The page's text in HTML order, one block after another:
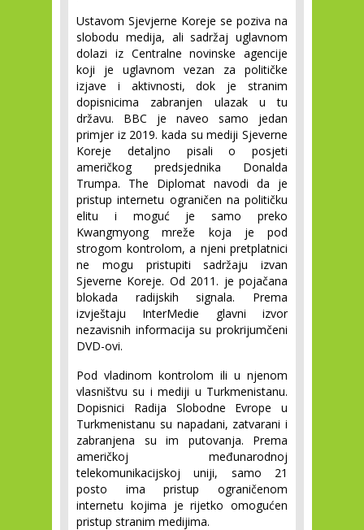
Ustavom Sjevjerne Koreje se poziva na
slobodu medija, ali sadržaj uglavnom
dolazi iz Centralne novinske agencije
koji je uglavnom vezan za političke
izjave i aktivnosti, dok je stranim
dopisnicima zabranjen ulazak u tu
državu. BBC je naveo samo jedan
primjer iz 2019. kada su mediji Sjeverne
Koreje detaljno pisali o posjeti
američkog predsjednika Donalda
Trumpa. The Diplomat navodi da je
pristup internetu ograničen na političku
elitu i moguć je samo preko
Kwangmyong mreže koja je pod
strogom kontrolom, a njeni pretplatnici
ne mogu pristupiti sadržaju izvan
Sjeverne Koreje. Od 2011. je pojačana
blokada radijskih signala. Prema
izvještaju InterMedie glavni izvor
nezavisnih informacija su prokrijumčeni
DVD-ovi.
Pod vladinom kontrolom ili u njenom
vlasništvu su i mediji u Turkmenistanu.
Dopisnici Radija Slobodne Evrope u
Turkmenistanu su napadani, zatvarani i
zabranjena su im putovanja. Prema
američkoj međunarodnoj
telekomunikacijskoj uniji, samo 21
posto ima pristup ograničenom
internetu kojima je rijetko omogućen
pristup stranim medijima.